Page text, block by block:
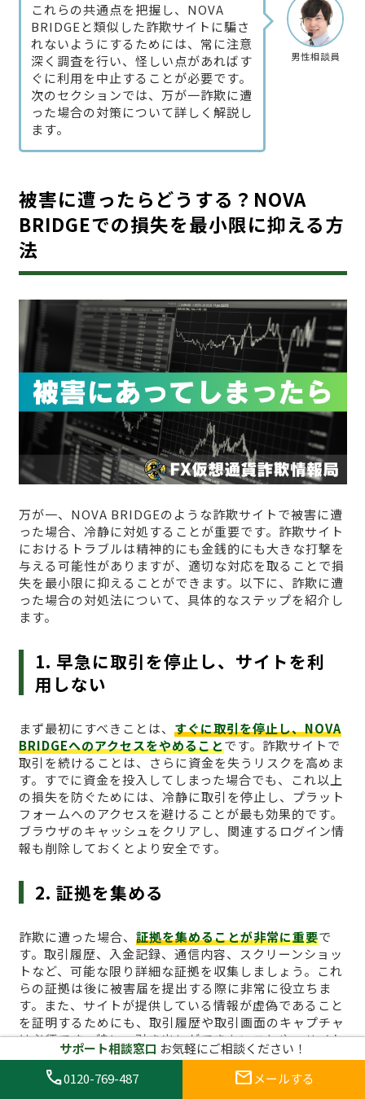
男性相談員
これらの共通点を把握し、NOVA
BRIDGEと類似した詐欺サイトに騙さ
れないようにするためには、常に注意
深く調査を行い、怪しい点があればす
ぐに利用を中止することが必要です。
次のセクションでは、万が一詐欺に遭
った場合の対策について詳しく解説し
ます。
被害に遭ったらどうする？NOVA
BRIDGEでの損失を最小限に抑える方
法
万が一、NOVA BRIDGEのような詐欺サイトで被害に遭
った場合、冷静に対処することが重要です。詐欺サイト
におけるトラブルは精神的にも金銭的にも大きな打撃を
与える可能性がありますが、適切な対応を取ることで損
失を最小限に抑えることができます。以下に、詐欺に遭
った場合の対処法について、具体的なステップを紹介し
ます。
1. 早急に取引を停止し、サイトを利
用しない
まず最初にすべきことは、 すぐに取引を停止し、NOVA
BRIDGEへのアクセスをやめることです。詐欺サイトで
取引を続けることは、さらに資金を失うリスクを高めま
す。すでに資金を投入してしまった場合でも、これ以上
の損失を防ぐためには、冷静に取引を停止し、プラット
フォームへのアクセスを避けることが最も効果的です。
ブラウザのキャッシュをクリアし、関連するログイン情
報も削除しておくとより安全です。
2. 証拠を集める
詐欺に遭った場合、 証拠を集めることが非常に重要で
す。取引履歴、入金記録、通信内容、スクリーンショッ
トなど、可能な限り詳細な証拠を収集しましょう。これ
らの証拠は後に被害届を提出する際に非常に役立ちま
す。また、サイトが提供している情報が虚偽であること
を証明するためにも、取引履歴や取引画面のキャプチャ
は必須です。特に、引き出しができないことや、サイト
からの不正な要求があった場合、その証拠は重要な役割
を果たします。
サポート相談窓口 お気軽にご相談ください！
call0120-769-487 mail メールする